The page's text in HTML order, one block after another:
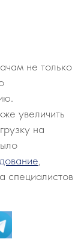
не только
увеличить
на
,
специалистов